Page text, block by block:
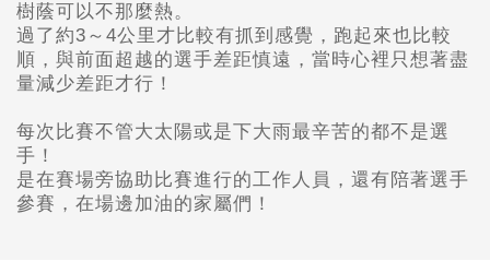
樹蔭可以不那麼熱。
過了約3 ～4公里才比較有抓到感覺， 跑起來也比較
順，與前面超越的選手差距慎遠， 當時心裡只想著盡
量減少差距才行！
每次比賽不管大太陽或是下大雨最辛苦的都不是選
手！
是在賽場旁協助比賽進行的工作人員， 還有陪著選手
參賽，在場邊加油的家屬們！